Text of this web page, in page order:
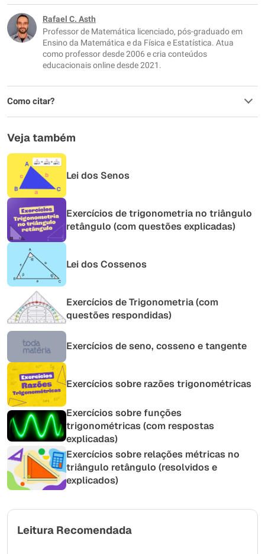
Este conteúdo não tem a informação que procuro
Outro
Rafael C. Asth
Professor de Matemática licenciado, pós-graduado em
Ensino da Matemática e da Física e Estatística. Atua
como professor desde 2006 e cria conteúdos
educacionais online desde 2021.
Como citar?
Veja também
Lei dos Senos
Exercícios de trigonometria no triângulo
retângulo (com questões explicadas)
Lei dos Cossenos
Exercícios de Trigonometria (com
questões respondidas)
Exercícios de seno, cosseno e tangente
Exercícios sobre razões trigonométricas
Exercícios sobre funções
trigonométricas (com respostas
explicadas)
Exercícios sobre relações métricas no
triângulo retângulo (resolvidos e
explicados)
Leitura Recomendada